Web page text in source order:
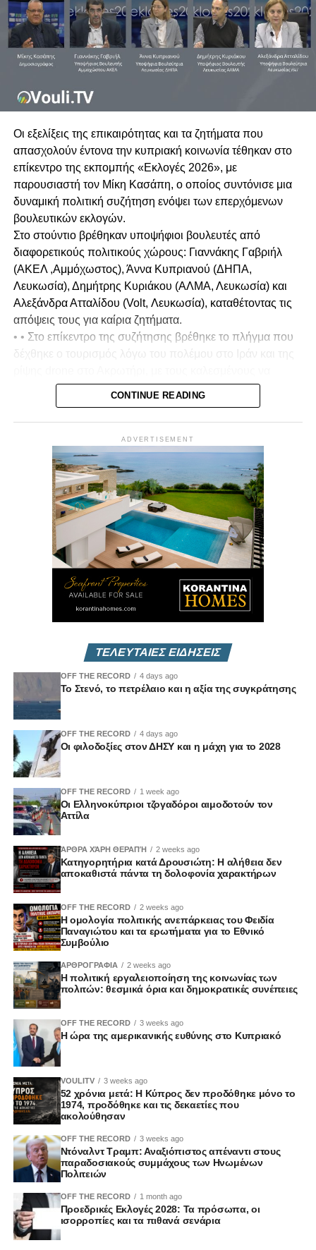
Οι εξελίξεις της επικαιρότητας και τα ζητήματα που
απασχολούν έντονα την κυπριακή κοινωνία τέθηκαν στο
επίκεντρο της εκπομπής «Εκλογές 2026», με
παρουσιαστή τον Μίκη Κασάπη, ο οποίος συντόνισε μια
δυναμική πολιτική συζήτηση ενόψει των επερχόμενων
βουλευτικών εκλογών.
Στο στούντιο βρέθηκαν υποψήφιοι βουλευτές από
διαφορετικούς πολιτικούς χώρους: Γιαννάκης Γαβριήλ
(ΑΚΕΛ ,Αμμόχωστος), Άννα Κυπριανού (ΔΗΠΑ,
Λευκωσία), Δημήτρης Κυριάκου (ΑΛΜΑ, Λευκωσία) και
Αλεξάνδρα Ατταλίδου (Volt, Λευκωσία), καταθέτοντας τις
απόψεις τους για καίρια ζητήματα.
• • Στο επίκεντρο της συζήτησης βρέθηκε το πλήγμα που
σχολιάζουν και να αξιολογούν τη διαχείριση της
κατάστασης από την κυβέρνηση, καθώς και τον βαθμό
στον οποίο επηρεάστηκε το αίσθημα ασφάλειας στην
• Ιδιαίτερη αναφορά έγινε στα μέτρα που πρέπει να
ληφθούν για τη στήριξη του τουριστικού κλάδου, με
έμφαση στην ανάγκη προστασίας των εργαζομένων και
των επιχειρήσεων, ώστε να μην μείνουν στο περιθώριο σε
μια περίοδο αυξημένων προκλήσεων.
• Στη συζήτηση τέθηκε και το ζήτημα του αφθώδους
πυρετού, με τους υποψηφίους να τοποθετούνται για τις
ευθύνες σχετικά με την εξάπλωση του ιού και να
αναδεικνύουν την ανάγκη ουσιαστικής στήριξης των
κτηνοτρόφων. Ιδιαίτερη έμφαση δόθηκε στην εξασφάλιση
που θα ενισχύσουν τον πρωτογενή τομέα.
• Τέλος, έντονος προβληματισμός εκφράστηκε για τα
ζητήματα διαφθοράς και το επίπεδο εμπιστοσύνης των
πολιτών προς τους θεσμούς, με αφορμή και τις
αποκαλύψεις του Μακάριου Δρουσιώτη, ανοίγοντας μια
ευρύτερη συζήτηση για τη διαφάνεια και τη λογοδοσία.
Η συζήτηση ανέδειξε τις πολλαπλές προκλήσεις που
αντιμετωπίζει η κυπριακή κοινωνία, αλλά και τις
συγκλίσεις και διαφοροποιήσεις μεταξύ των πολιτικών
χώρων από τους οποίους προέρχονται οι καλεσμένοι,
αποτυπώνοντας το εύρος των προσεγγίσεων στα κρίσιμα
Ζωντανά στο Vouli TV και διαδικτυακά
CONTINUE READING
ADVERTISEMENT
ΤΕΛΕΥΤΑΙΕΣ ΕΙΔΗΣΕΙΣ
OFF THE RECORD 4 days ago
Το Στενό, το πετρέλαιο και η αξία της συγκράτησης
OFF THE RECORD 4 days ago
Οι φιλοδοξίες στον ΔΗΣΥ και η μάχη για το 2028
OFF THE RECORD 1 week ago
Οι Ελληνοκύπριοι τζογαδόροι αιμοδοτούν τον
Αττίλα
ΆΡΘΡΑ ΧΆΡΗ ΘΕΡΑΠΉ 2 weeks ago
Κατηγορητήρια κατά Δρουσιώτη: Η αλήθεια δεν
αποκαθιστά πάντα τη δολοφονία χαρακτήρων
OFF THE RECORD 2 weeks ago
Η ομολογία πολιτικής ανεπάρκειας του Φειδία
Παναγιώτου και τα ερωτήματα για το Εθνικό
Συμβούλιο
ΑΡΘΡΟΓΡΑΦΙΑ 2 weeks ago
Η πολιτική εργαλειοποίηση της κοινωνίας των
πολιτών: θεσμικά όρια και δημοκρατικές συνέπειες
OFF THE RECORD 3 weeks ago
Η ώρα της αμερικανικής ευθύνης στο Κυπριακό
VOULITV 3 weeks ago
52 χρόνια μετά: Η Κύπρος δεν προδόθηκε μόνο το
1974, προδόθηκε και τις δεκαετίες που
ακολούθησαν
OFF THE RECORD 3 weeks ago
Ντόναλντ Τραμπ: Αναξιόπιστος απέναντι στους
παραδοσιακούς συμμάχους των Ηνωμένων
Πολιτειών
OFF THE RECORD 1 month ago
Προεδρικές Εκλογές 2028: Τα πρόσωπα, οι
ισορροπίες και τα πιθανά σενάρια